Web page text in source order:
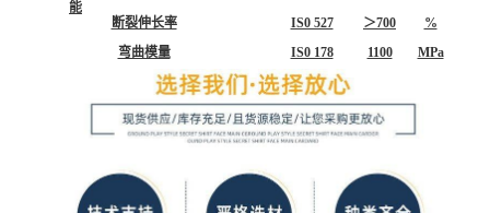
能
断裂伸长率
IS0 527 ＞700
%
弯曲模量
IS0 178 1100 MPa